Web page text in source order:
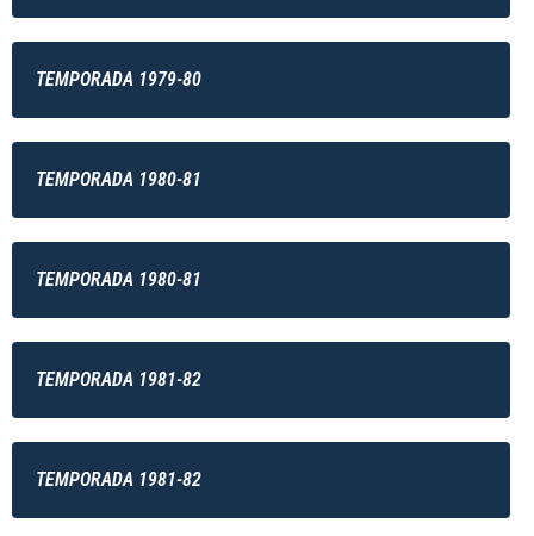
TEMPORADA 1979-80
TEMPORADA 1980-81
TEMPORADA 1980-81
TEMPORADA 1981-82
TEMPORADA 1981-82